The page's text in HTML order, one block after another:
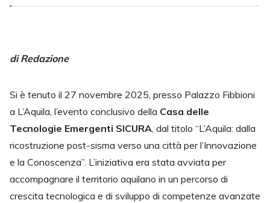
di Redazione
Si è tenuto il 27 novembre 2025, presso Palazzo Fibbioni
a L’Aquila, l’evento conclusivo della Casa delle
Tecnologie Emergenti SICURA, dal titolo “L’Aquila: dalla
ricostruzione post-sisma verso una città per l’Innovazione
e la Conoscenza”. L’iniziativa era stata avviata per
accompagnare il territorio aquilano in un percorso di
crescita tecnologica e di sviluppo di competenze avanzate